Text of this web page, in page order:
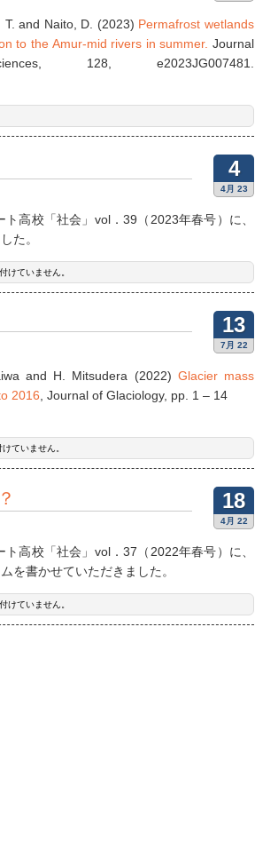
T. and Naito, D. (2023) Permafrost wetlands
to the Amur-mid rivers in summer. Journal
128, e2023JG007481.
4
4月 23
高校「社会」vol．39（2023年春号）に、
た。
けていません。
13
7月 22
and H. Mitsudera (2022) Glacier mass
2016, Journal of Glaciology, pp. 1 – 14
ていません。
18
4月 22
高校「社会」vol．37（2022年春号）に、
を書かせていただきました。
けていません。